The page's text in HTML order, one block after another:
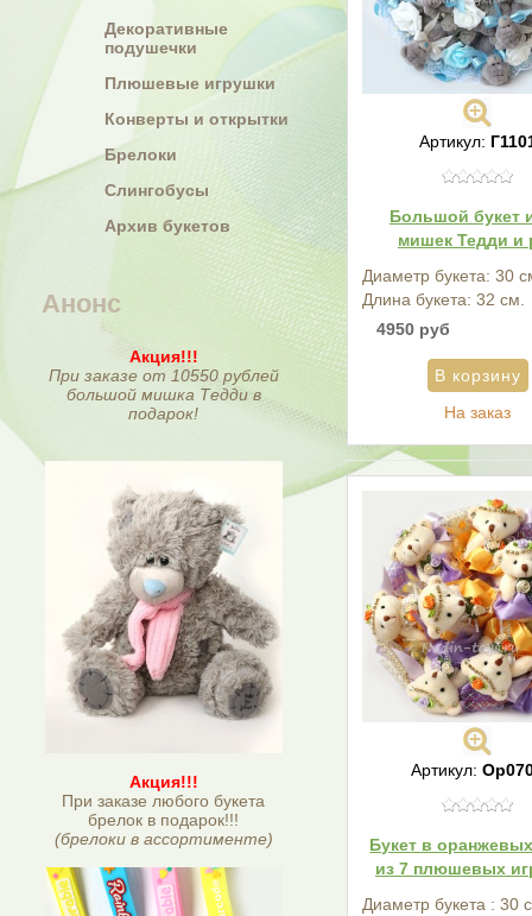
Декоративные
подушечки
Плюшевые игрушки
Конверты и открытки
Брелоки
Слингобусы
Архив букетов
Анонс
Акция!!!
При заказе от 10550 рублей
большой мишка Тедди в
подарок!
Акция!!!
При заказе любого букета
брелок в подарок!!!
(брелоки в ассортименте)
Артикул:
Большой букет
мишек Тедди и
Диаметр букета: 30
Длина букета: 32 см.
4950 руб
На заказ
Артикул:
Букет в
из 7 плюшевых
Диаметр букета : 30